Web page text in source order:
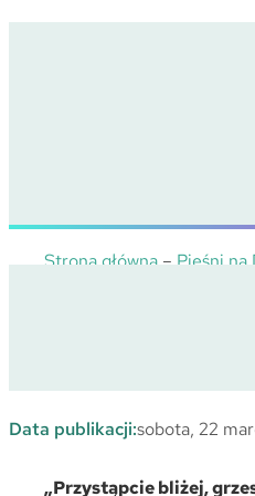
Przejdź
Strona główna–Pieśni na
Data publikacji:sobota, 22
„Przystąpcie bliżej,